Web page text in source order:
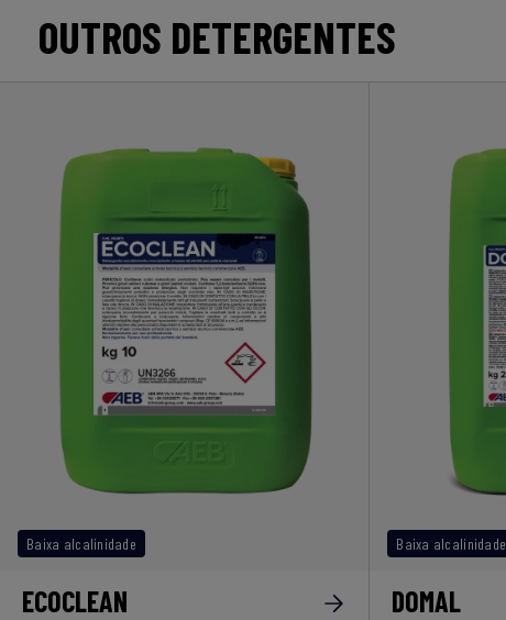
OUTROS DETERGENTES
Baixa alcalinidade
ECOCLEAN
Baixa alcalinidade
DOMAL